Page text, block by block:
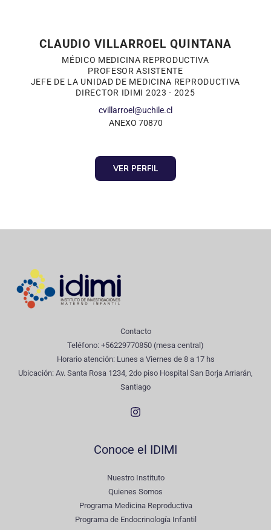
CLAUDIO VILLARROEL QUINTANA
MÉDICO MEDICINA REPRODUCTIVA
PROFESOR ASISTENTE
JEFE DE LA UNIDAD DE MEDICINA REPRODUCTIVA
DIRECTOR IDIMI 2023 - 2025
cvillarroel@uchile.cl
ANEXO 70870
VER PERFIL
Contacto
Teléfono: +56229770850 (mesa central)
Horario atención: Lunes a Viernes de 8 a 17 hs
Ubicación: Av. Santa Rosa 1234, 2do piso Hospital San Borja Arriarán,
Santiago
Conoce el IDIMI
Nuestro Instituto
Quienes Somos
Programa Medicina Reproductiva
Programa de Endocrinología Infantil